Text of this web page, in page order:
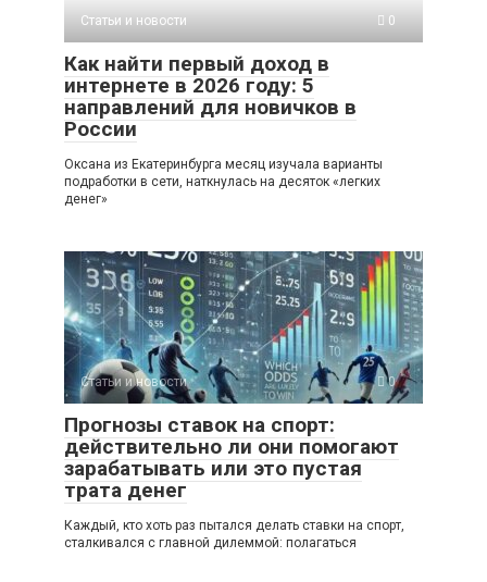
Статьи и новости
0
Как найти первый доход в
интернете в 2026 году: 5
направлений для новичков в
России
Оксана из Екатеринбурга месяц изучала варианты
подработки в сети, наткнулась на десяток «легких
денег»
Статьи и новости 0
Прогнозы ставок на спорт:
действительно ли они помогают
зарабатывать или это пустая
трата денег
Каждый, кто хоть раз пытался делать ставки на спорт,
сталкивался с главной дилеммой: полагаться